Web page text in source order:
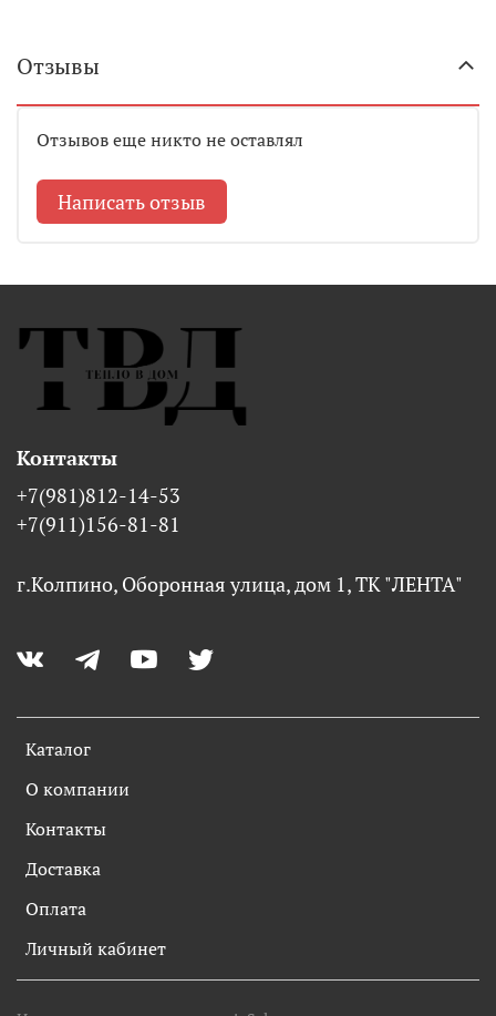
Отзывы
Отзывов еще никто не оставлял
Написать отзыв
Каталог
О компании
Контакты
Доставка
Оплата
Личный кабинет
Контакты
+7(981)812-14-53
+7(911)156-81-81
г.Колпино, Оборонная улица, дом 1, ТК "ЛЕНТА"